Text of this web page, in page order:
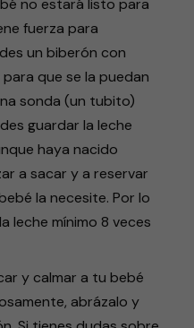
no estará listo para
fuerza para
un biberón con
que se la puedan
sonda (un tubito)
guardar la leche
haya nacido
a sacar y a reservar
la necesite. Por lo
leche mínimo 8 veces
y calmar a tu bebé
abrázalo y